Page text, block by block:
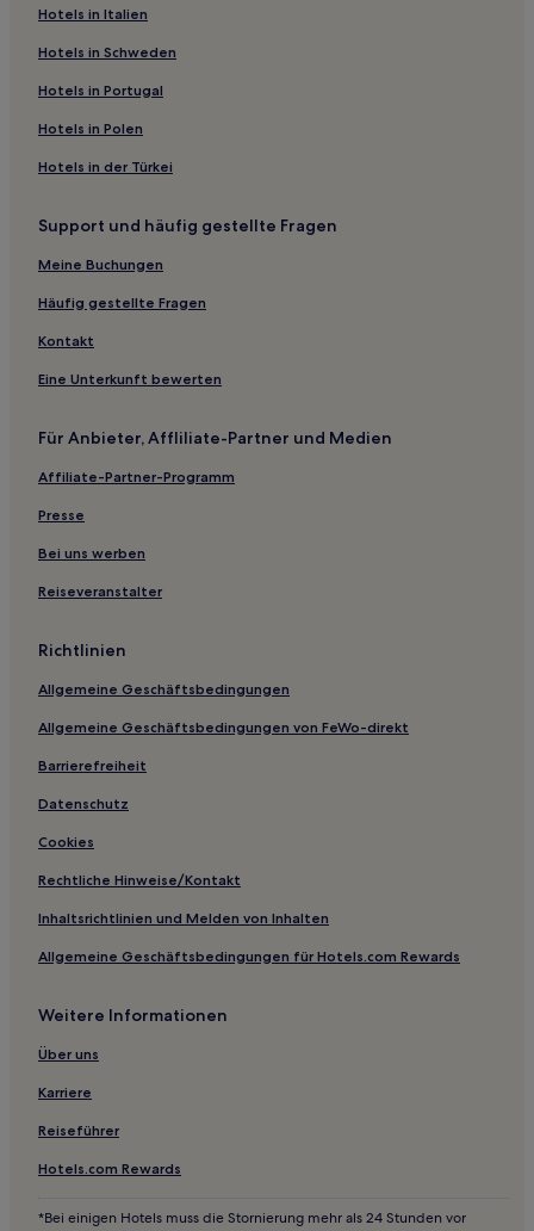
Hotels nahe Jijamata Udyan Thiba Point
Ratnagiri Hotels
Sangli Distrikt: Hotels
Mhasla Hotels
Tala Hotels
Kolad Hotels
B&B in Pune
Gasthäuser in Pune
Hostels in Pune
Hotel-Resorts in Pune
Günstige nahe Murud Beach
Hotels mit Parkplatz in Kolhapur
Günstige in Kolhapur
Hotels mit inbegriffenem Frühstück in Kolhapur
Günstige in Ganpatipule
Haustierfreundliche in Pune
Hotels mit Pool in Pune
Business in Satara
Günstige in Dapoli
Hotels mit Parkplatz in Mahabaleshwar
Hotels mit Wellnessbereich in Mahabaleshwar
Günstige in Mahabaleshwar
Hotels mit Pool in Ratnagiri
4-Sterne-Hotels in Mahabaleshwar
3-Sterne-Hotels in Diveagar Beach
2-Sterne-Hotels in Diveagar Beach
Hotels in Italien
Hotels in Schweden
Hotels in Portugal
Hotels in Polen
Hotels in der Türkei
Support und häufig gestellte Fragen
Meine Buchungen
Häufig gestellte Fragen
Kontakt
Eine Unterkunft bewerten
Für Anbieter, Affliliate-Partner und Medien
Affiliate-Partner-Programm
Presse
Bei uns werben
Reiseveranstalter
Richtlinien
Allgemeine Geschäftsbedingungen
Allgemeine Geschäftsbedingungen von FeWo-direkt
Barrierefreiheit
Datenschutz
Cookies
Rechtliche Hinweise/Kontakt
Inhaltsrichtlinien und Melden von Inhalten
Allgemeine Geschäftsbedingungen für Hotels.com Rewards
Weitere Informationen
Über uns
Karriere
Reiseführer
Hotels.com Rewards
*Bei einigen Hotels muss die Stornierung mehr als 24 Stunden vor